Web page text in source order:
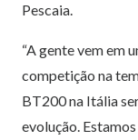
Pescaia.
“A gente vem em
competição na
BT200 na Itália
evolução.